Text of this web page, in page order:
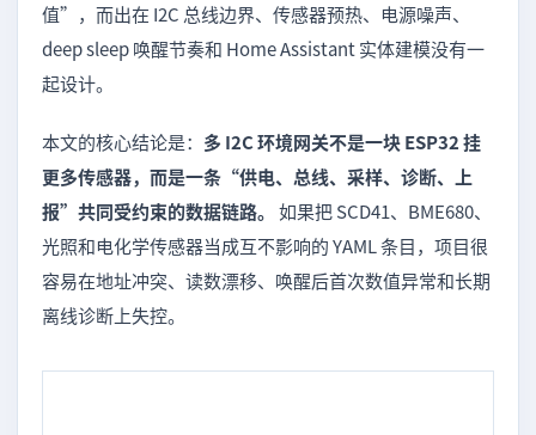
值”，而出在 I2C 总线边界、传感器预热、电源噪声、
deep sleep 唤醒节奏和 Home Assistant 实体建模没有一
起设计。
本文的核心结论是： 多 I2C 环境网关不是一块 ESP32 挂
更多传感器，而是一条“供电、总线、采样、诊断、上
报”共同受约束的数据链路。
如果把 SCD41、BME680、
光照和电化学传感器当成互不影响的 YAML 条目，项目很
容易在地址冲突、读数漂移、唤醒后首次数值异常和长期
离线诊断上失控。